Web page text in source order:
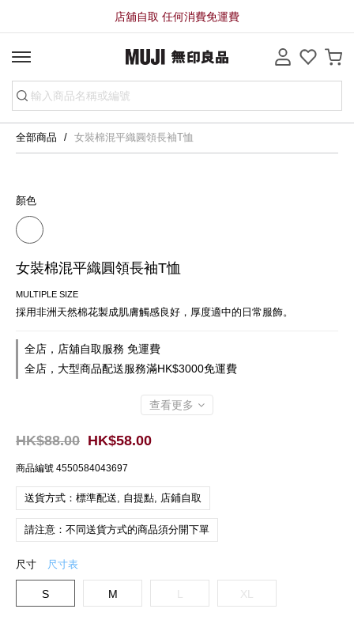
店舖自取 任何消費免運費
全部商品 女裝棉混平織圓領長袖T恤
顏色
女裝棉混平織圓領長袖T恤
MULTIPLE SIZE
採用非洲天然棉花製成肌膚觸感良好，厚度適中的日常服飾。
全店，店舖自取服務 免運費
全店，大型商品配送服務滿HK$3000免運費
查看更多
HK$58.00
HK$88.00
商品編號 4550584043697
送貨方式：標準配送, 自提點, 店鋪自取
請注意：不同送貨方式的商品須分開下單
尺寸 尺寸表
S M XL